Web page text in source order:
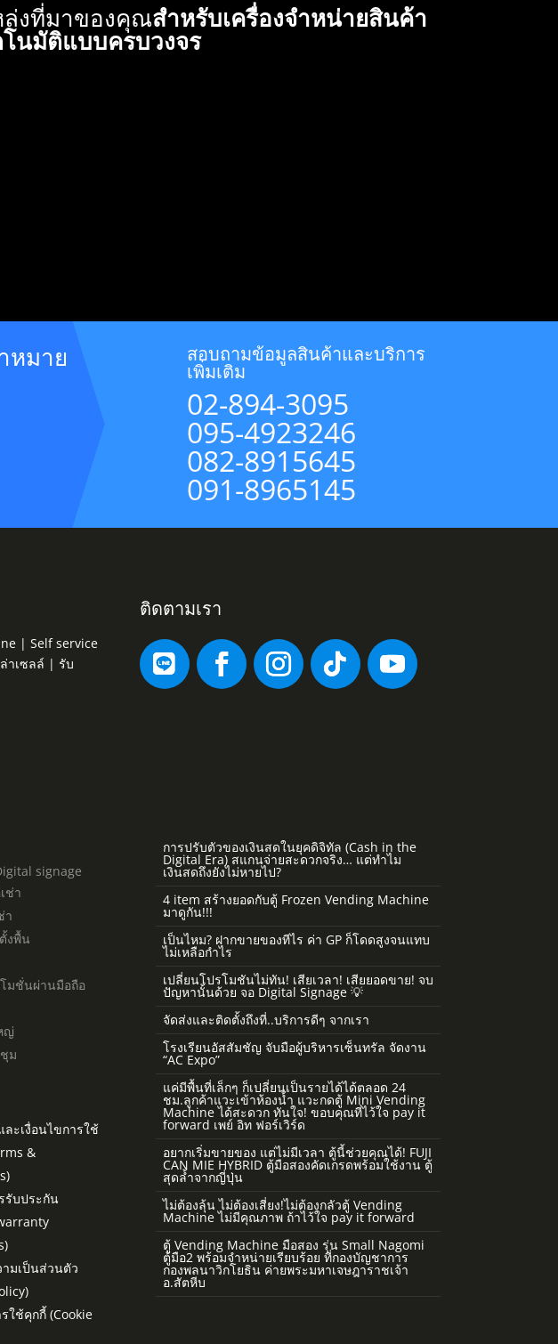
งที่มาของคุณสำหรับเครื่องจำหน่ายสินค้า
นมัติแบบครบวงจร
หมาย สอบถามข้อมูลสินค้าและบริการ
เพิ่มเติม
02-894-3095
095-4923246
082-8915645
091-8965145
| Self service
าเซลล์ | รับ
ติดตามเรา
signage
ช่า
า
งพื้น
มชั่นผ่านมือถือ
ญ่
ม
ะเงื่อนไขการใช้
&
รับประกัน
มเป็นส่วนตัว
ใช้คุกกี้ (Cookie
การปรับตัวของเงินสดในยุคดิจิทัล (Cash in the
Digital Era) สแกนจ่ายสะดวกจริง… แต่ทำไม
เงินสดถึงยังไม่หายไป?
4 item สร้างยอดกับตู้ Frozen Vending Machine
มาดูกัน!!!
เป็นไหม? ฝากขายของทีไร ค่า GP ก็โดดสูงจนแทบ
ไม่เหลือกำไร
เปลี่ยนโปรโมชันไม่ทัน! เสียเวลา! เสียยอดขาย! จบ
ปัญหานั้นด้วย จอ Digital Signage 💡
จัดส่งและติดตั้งถึงที่..บริการดีๆ จากเรา
โรงเรียนอัสสัมชัญ จับมือผู้บริหารเซ็นทรัล จัดงาน
“AC Expo”
แค่มีพื้นที่เล็กๆ ก็เปลี่ยนเป็นรายได้ได้ตลอด 24
ชม.ลูกค้าแวะเข้าห้องน้ำ แวะกดตู้ Mini Vending
Machine ได้สะดวก ทันใจ! ขอบคุณที่ไว้ใจ pay it
forward เพย์ อิท ฟอร์เวิร์ด
อยากเริ่มขายของ แต่ไม่มีเวลา ตู้นี้ช่วยคุณได้! FUJI
CAN MIE HYBRID ตู้มือสองคัดเกรดพร้อมใช้งาน ตู้
สุดล้ำจากญี่ปุ่น
ไม่ต้องลุ้น ไม่ต้องเสี่ยง!ไม่ต้องกลัวตู้ Vending
Machine ไม่มีคุณภาพ ถ้าไว้ใจ pay it forward
ตู้ Vending Machine มือสอง รุ่น Small Nagomi
ตู้มือ2 พร้อมจำหน่ายเรียบร้อย ที่กองบัญชาการ
กองพลนาวิกโยธิน ค่ายพระมหาเจษฎาราชเจ้า
อ.สัตหีบ